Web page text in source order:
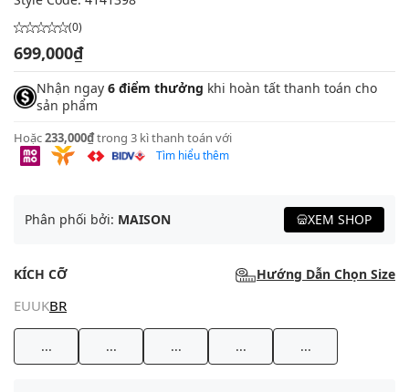
(0)
699,000₫
Nhận ngay 6 điểm thưởng khi hoàn tất thanh toán cho
sản phẩm
Hoặc233,000₫trong 3 kì thanh toán với
Tìm hiểu thêm
Phân phối bởi: MAISON XEM SHOP
KÍCH CỠ Hướng Dẫn Chọn Size
EUUKBR
... ... ... ... ...